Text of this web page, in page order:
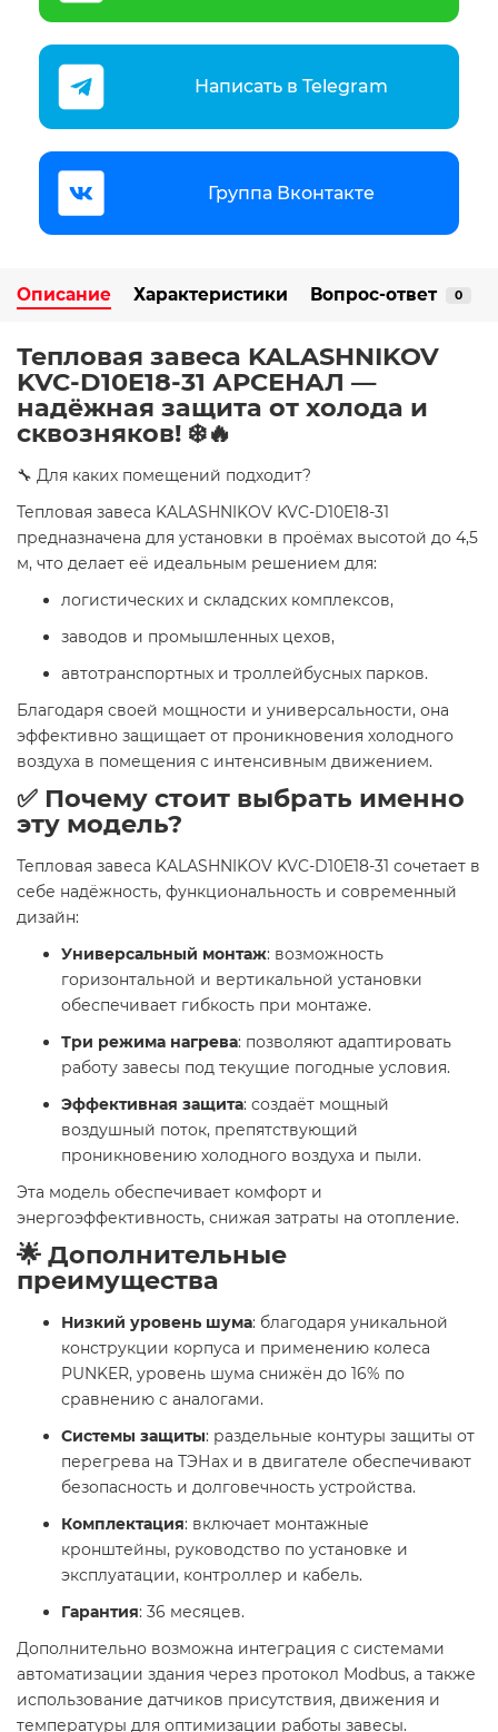
Написать в Telegram
Группа Вконтакте
Описание Характеристики Вопрос-ответ 0
Тепловая завеса KALASHNIKOV
KVC-D10E18-31 АРСЕНАЛ —
надёжная защита от холода и
сквозняков! ❄️🔥
🔧 Для каких помещений подходит?
Тепловая завеса KALASHNIKOV KVC-D10E18-31
предназначена для установки в проёмах высотой до 4,5
м, что делает её идеальным решением для:
логистических и складских комплексов,
заводов и промышленных цехов,
автотранспортных и троллейбусных парков.
Благодаря своей мощности и универсальности, она
эффективно защищает от проникновения холодного
воздуха в помещения с интенсивным движением.
✅ Почему стоит выбрать именно
эту модель?
Тепловая завеса KALASHNIKOV KVC-D10E18-31 сочетает в
себе надёжность, функциональность и современный
дизайн:
Универсальный монтаж: возможность
горизонтальной и вертикальной установки
обеспечивает гибкость при монтаже.
Три режима нагрева: позволяют адаптировать
работу завесы под текущие погодные условия.
Эффективная защита: создаёт мощный
воздушный поток, препятствующий
проникновению холодного воздуха и пыли.
Эта модель обеспечивает комфорт и
энергоэффективность, снижая затраты на отопление.
🌟 Дополнительные
преимущества
Низкий уровень шума: благодаря уникальной
конструкции корпуса и применению колеса
PUNKER, уровень шума снижён до 16% по
сравнению с аналогами.
Системы защиты: раздельные контуры защиты от
перегрева на ТЭНах и в двигателе обеспечивают
безопасность и долговечность устройства.
Комплектация: включает монтажные
кронштейны, руководство по установке и
эксплуатации, контроллер и кабель.
Гарантия: 36 месяцев.
Дополнительно возможна интеграция с системами
автоматизации здания через протокол Modbus, а также
использование датчиков присутствия, движения и
температуры для оптимизации работы завесы.